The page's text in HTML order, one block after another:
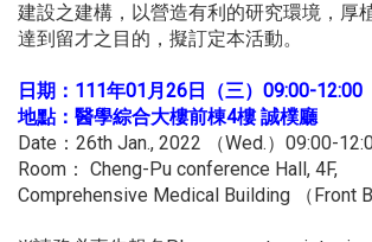
建設之建構，以營造有利的研究環境， 厚
達到留才之目的，擬訂定本活動。
日期： 111年01 月 26 日（三） 09:00-12:00
地點：醫學綜合大樓前棟4樓 誠樸廳
Date ： 26th Jan., 2022 （Wed.） 09:00-
Room ：
Cheng-Pu conference Hall, 4F,
Comprehensive Medical Building
（Front